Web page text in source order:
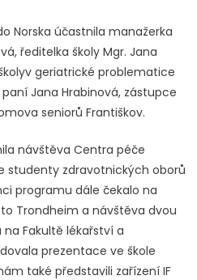
Norska účastnila manažerka
ředitelka školy Mgr. Jana
geriatrické problematice
Jana Hrabinová, zástupce
seniorů Františkov.
návštěva Centra péče
studenty zdravotnických oborů
programu dále čekalo na
Trondheim a návštěva dvou
na Fakultě lékařství a
prezentace ve škole
také představili zařízení IF